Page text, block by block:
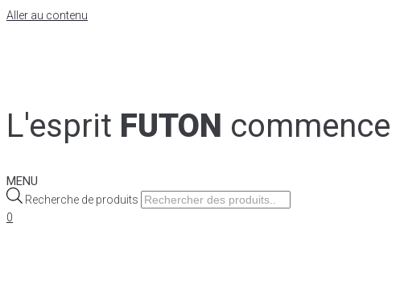
Aller au contenu
L'esprit FUTON commence
MENU
Recherche de produits
0